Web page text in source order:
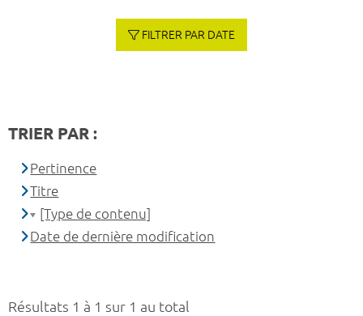
Résultats 1 à 1 sur 1 au total
FILTRER PAR DATE
TRIER PAR :
Pertinence
Titre
[Type de contenu]
Date de dernière modification